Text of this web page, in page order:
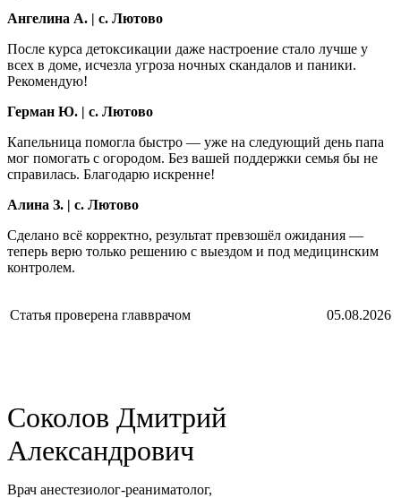
Ангелина А. | с. Лютово
После курса детоксикации даже настроение стало лучше у
всех в доме, исчезла угроза ночных скандалов и паники.
Рекомендую!
Герман Ю. | с. Лютово
Капельница помогла быстро — уже на следующий день папа
мог помогать с огородом. Без вашей поддержки семья бы не
справилась. Благодарю искренне!
Алина З. | с. Лютово
Сделано всё корректно, результат превзошёл ожидания —
теперь верю только решению с выездом и под медицинским
контролем.
Статья проверена главврачом 05.08.2026
Соколов Дмитрий
Александрович
Врач анестезиолог-реаниматолог,